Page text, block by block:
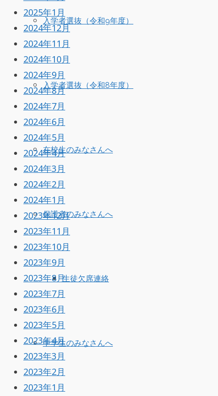
入学者選抜（令和9年度）
入学者選抜（令和8年度）
在校生のみなさんへ
保護者のみなさんへ
生徒欠席連絡
中学生のみなさんへ
2025年1月
2024年12月
2024年11月
2024年10月
2024年9月
2024年8月
2024年7月
2024年6月
2024年5月
2024年4月
2024年3月
2024年2月
2024年1月
2023年12月
2023年11月
2023年10月
2023年9月
2023年8月
2023年7月
2023年6月
2023年5月
2023年4月
2023年3月
2023年2月
2023年1月